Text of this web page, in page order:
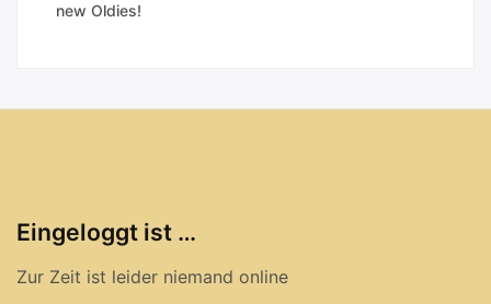
new Oldies!
Eingeloggt ist …
Zur Zeit ist leider niemand online